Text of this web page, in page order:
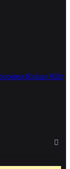
Rokan Hilir